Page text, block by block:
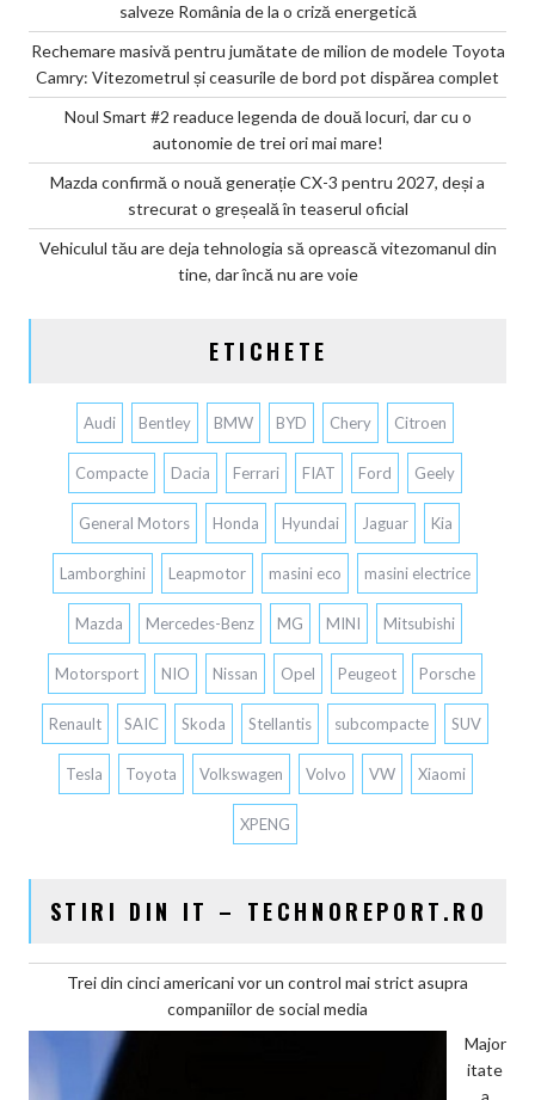
salveze România de la o criză energetică
Rechemare masivă pentru jumătate de milion de modele Toyota
Camry: Vitezometrul și ceasurile de bord pot dispărea complet
Noul Smart #2 readuce legenda de două locuri, dar cu o
autonomie de trei ori mai mare!
Mazda confirmă o nouă generație CX-3 pentru 2027, deși a
strecurat o greșeală în teaserul oficial
Vehiculul tău are deja tehnologia să oprească vitezomanul din
tine, dar încă nu are voie
ETICHETE
Audi Bentley BMW BYD Chery Citroen
Compacte Dacia Ferrari FIAT Ford Geely
General Motors Honda Hyundai Jaguar Kia
Lamborghini Leapmotor masini eco masini electrice
Mazda Mercedes-Benz MG MINI Mitsubishi
Motorsport NIO Nissan Opel Peugeot Porsche
Renault SAIC Skoda Stellantis subcompacte SUV
Tesla Toyota Volkswagen Volvo VW Xiaomi
XPENG
STIRI DIN IT – TECHNOREPORT.RO
Trei din cinci americani vor un control mai strict asupra
companiilor de social media
Major
itate